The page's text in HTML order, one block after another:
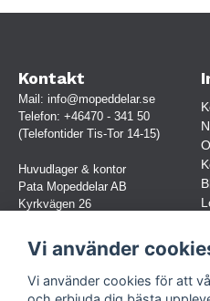
Kontakt
Mail: info@mopeddelar.se
Telefon: +46470 - 341 50
(Telefontider Tis-Tor 14-15)
Huvudlager & kontor
Pata Mopeddelar AB
Kyrkvägen 26
(OBS. Endast förbokade besök)
Org.nr:
559030-5248
Jur. namn: Pata Mopeddelar AB
Vi använder
Vi använder cookies för att